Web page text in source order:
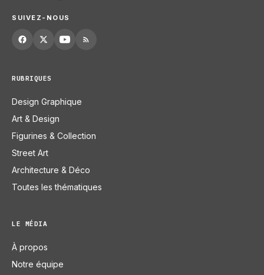
SUIVEZ-NOUS
RUBRIQUES
Design Graphique
Art & Design
Figurines & Collection
Street Art
Architecture & Déco
Toutes les thématiques
LE MÉDIA
À propos
Notre équipe